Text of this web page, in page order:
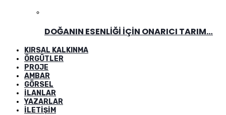
DOĞANIN ESENLIĞI İÇIN ONARICI TARIM…
KIRSAL KALKINMA
ÖRGÜTLER
PROJE
AMBAR
GÖRSEL
İLANLAR
YAZARLAR
İLETIŞIM